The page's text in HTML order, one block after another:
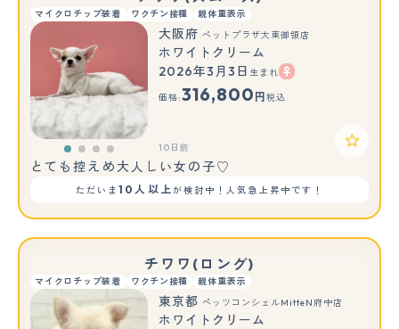
マイクロチップ装着 ワクチン接種 親体重表示
大阪府 ペットプラザ大東御領店
ホワイトクリーム
2026年3月3日 生まれ
価格:316,800 円 税込
10日前
とても控えめ大人しい女の子♡
ただいま10人以上が検討中！人気急上昇中です！
チワワ(ロング)
マイクロチップ装着 ワクチン接種 親体重表示
東京都 ペッツコンシェルMitteN府中店
ホワイトクリーム